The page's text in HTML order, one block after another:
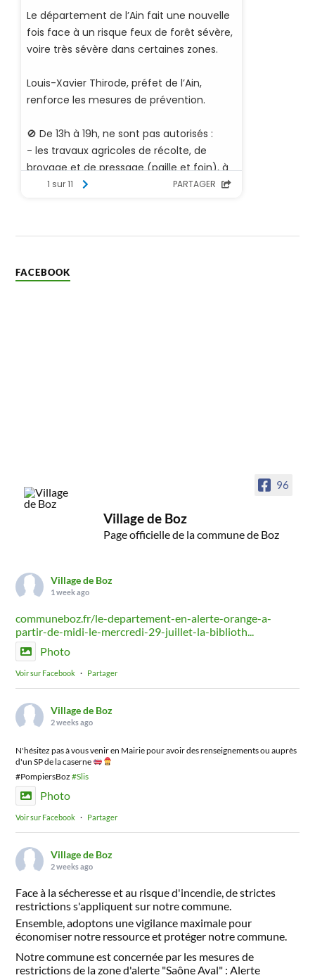
FACEBOOK
96
Village de Boz
Page officielle de la commune de Boz
Village de Boz
1 week ago
communeboz.fr/le-departement-en-alerte-orange-a-
partir-de-midi-le-mercredi-29-juillet-la-biblioth...
Photo
Voir sur Facebook · Partager
Village de Boz
2 weeks ago
N'hésitez pas à vous venir en Mairie pour avoir des renseignements ou auprès
d'un SP de la caserne
#PompiersBoz#Slis
Photo
Voir sur Facebook · Partager
Village de Boz
2 weeks ago
Face à la sécheresse et au risque d'incendie, de strictes
restrictions s'appliquent sur notre commune.
Ensemble, adoptons une vigilance maximale pour
économiser notre ressource et protéger notre commune.
Notre commune est concernée par les mesures de
restrictions de la zone d'alerte "Saône Aval" : Alerte